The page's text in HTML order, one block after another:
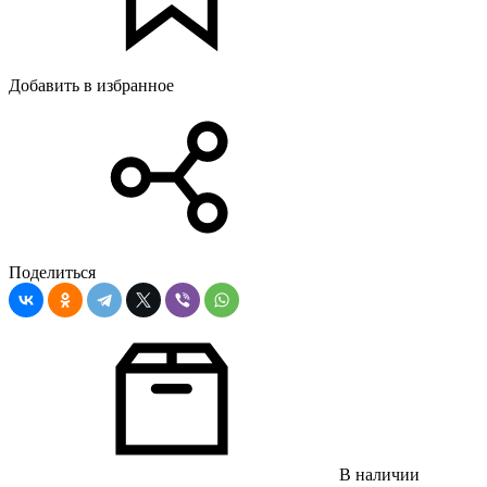
Добавить в избранное
Поделиться
В наличии